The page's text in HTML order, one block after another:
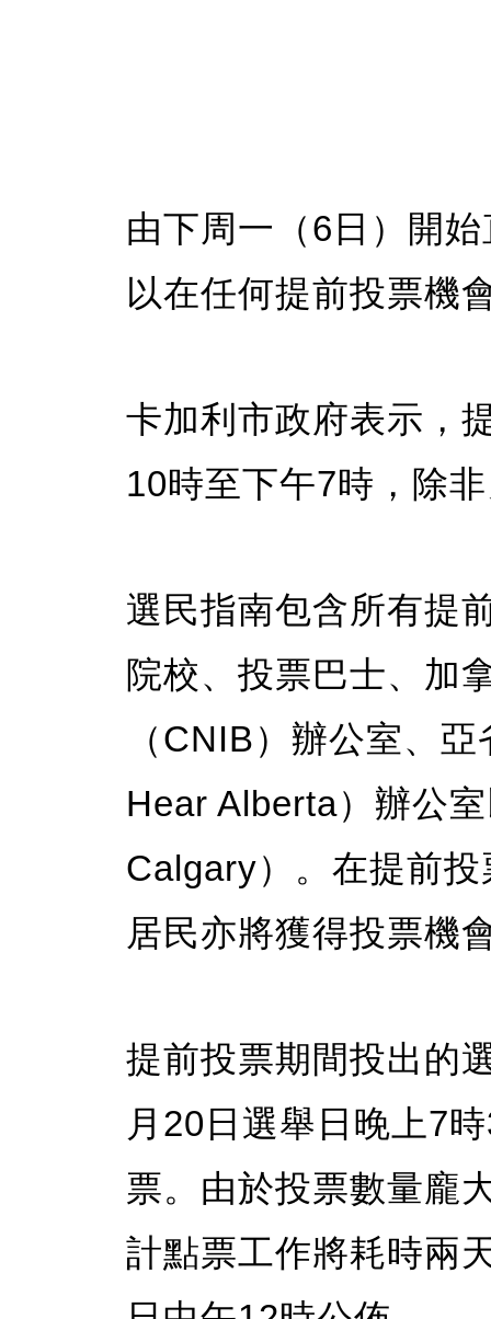
由下周一（6日）開
以在任何提前投票機
卡加利市政府表示，
10時至下午7時，除
選民指南包含所有提
院校、投票巴士、加
（CNIB）辦公室、
Hear Alberta）辦公
Calgary）。在提前
居民亦將獲得投票機
提前投票期間投出的
月20日選舉日晚上7
票。由於投票數量龐
計點票工作將耗時兩